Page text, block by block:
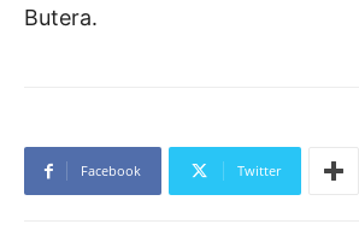
Butera.
Facebook Twitter